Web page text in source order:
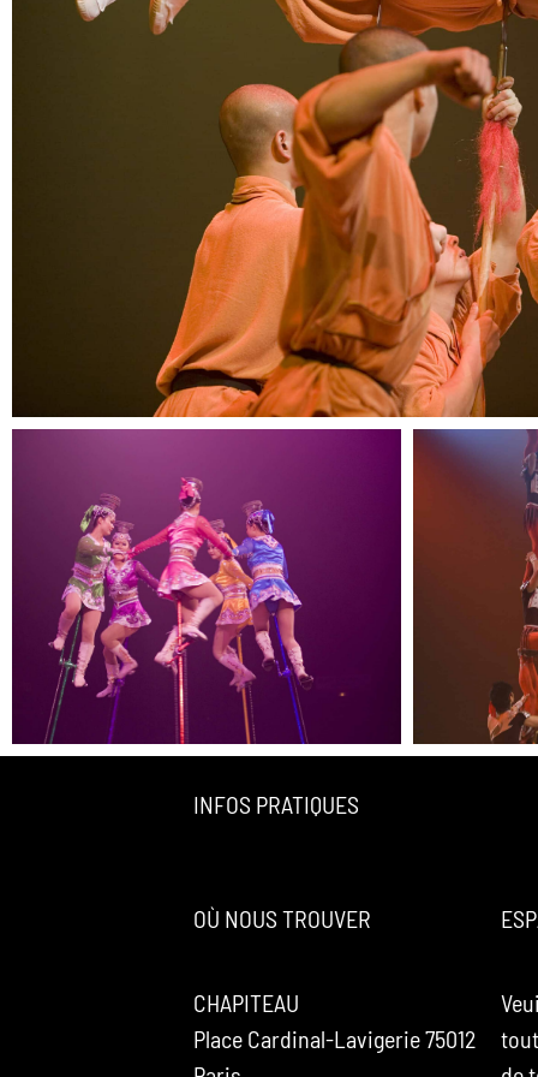
INFOS PRATIQUES
OÙ NOUS TROUVER
CHAPITEAU
Place Cardinal-Lavigerie 75012